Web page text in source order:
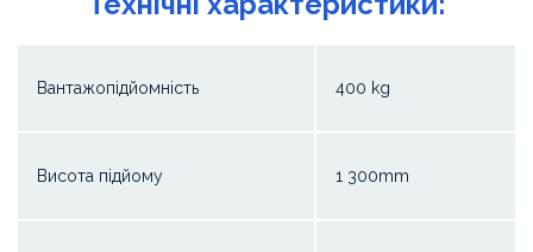
Вантажопідйомність 400 kg
Висота підйому 1 300mm